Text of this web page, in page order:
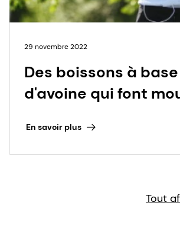
29 novembre 2022
Des boissons à base
d'avoine qui font
En savoir plus
Tout